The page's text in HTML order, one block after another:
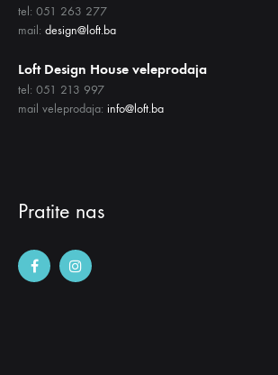
tel: 051 263 277
mail: design@loft.ba
Loft Design House veleprodaja
tel: 051 213 997
mail veleprodaja: info@loft.ba
Pratite nas